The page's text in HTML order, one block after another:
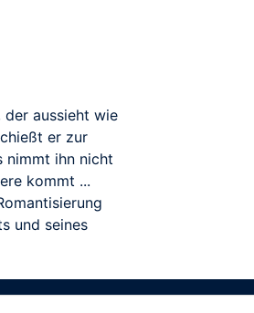
der aussieht wie
er zur
nimmt ihn nicht
kommt ...
und seines